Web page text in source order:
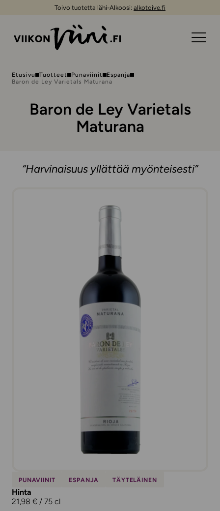
Toivo tuotetta lähi-Alkoosi: alkotoive.fi
Etusivu Tuotteet Punaviinit
Espanja
Baron de Ley Varietals Maturana
Baron de Ley Varietals
Maturana
“Harvinaisuus yllättää myönteisesti”
PUNAVIINIT ESPANJA TÄYTELÄINEN
Hinta
21,98 € / 75 cl